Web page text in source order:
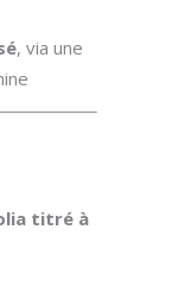
, via une
titré à